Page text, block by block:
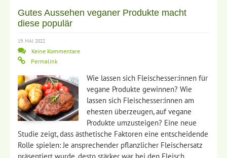
Gutes Aussehen veganer Produkte macht
diese populär
19. MAI 2022
Keine Kommentare
Permalink
Wie lassen sich Fleischesser:innen für
vegane Produkte gewinnen? Wie
lassen sich Fleischesser:innen am
ehesten überzeugen, auf vegane
Produkte umzusteigen? Eine neue
Studie zeigt, dass ästhetische Faktoren eine entscheidende
Rolle spielen: Je ansprechender pflanzlicher Fleischersatz